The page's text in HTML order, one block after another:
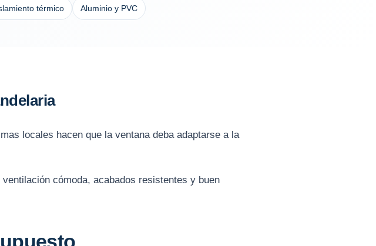
térmico Aluminio y PVC
locales hacen que la ventana deba adaptarse a la
cómoda, acabados resistentes y buen